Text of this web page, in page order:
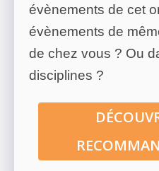
évènements de cet
évènements de
de chez vous ? Ou
disciplines ?